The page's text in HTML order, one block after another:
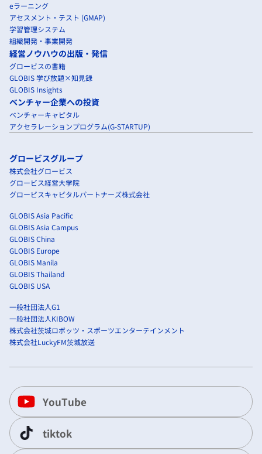
eラーニング
アセスメント・テスト (GMAP)
学習管理システム
組織開発・事業開発
経営ノウハウの出版・発信
グロービスの書籍
GLOBIS 学び放題×知見録
GLOBIS Insights
ベンチャー企業への投資
ベンチャーキャピタル
アクセラレーションプログラム(G-STARTUP)
グロービスグループ
株式会社グロービス
グロービス経営大学院
グロービスキャピタルパートナーズ株式会社
GLOBIS Asia Pacific
GLOBIS Asia Campus
GLOBIS China
GLOBIS Europe
GLOBIS Manila
GLOBIS Thailand
GLOBIS USA
一般社団法人G1
一般社団法人KIBOW
株式会社茨城ロボッツ・スポーツエンターテインメント
株式会社LuckyFM茨城放送
YouTube
tiktok